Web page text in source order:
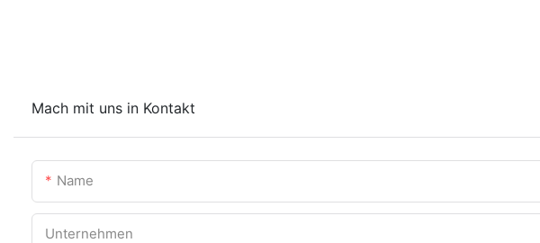
Mach mit uns in Kontakt
Name
Unternehmen